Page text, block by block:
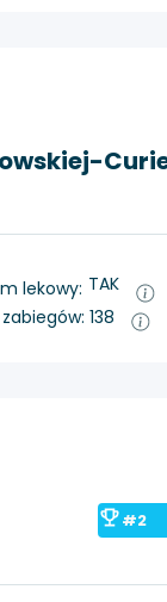
lekowy: TAK
138
#2